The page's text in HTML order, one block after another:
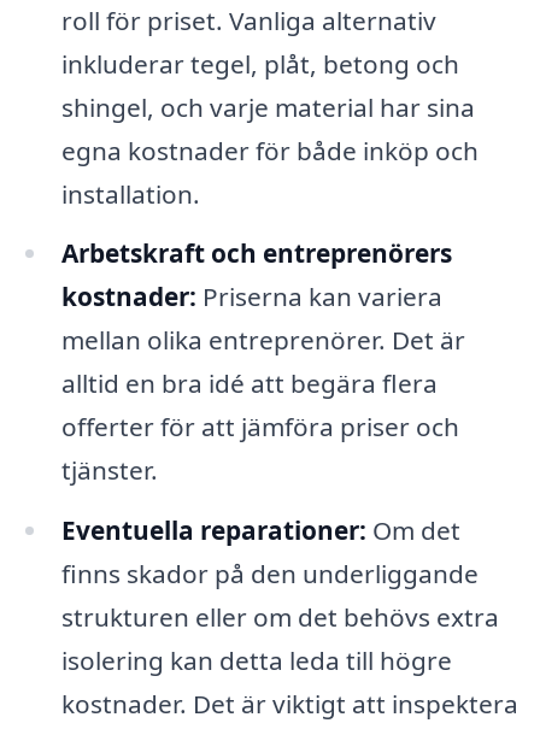
roll för priset. Vanliga alternativ
inkluderar tegel, plåt, betong och
shingel, och varje material har sina
egna kostnader för både inköp och
installation.
Arbetskraft och entreprenörers
kostnader: Priserna kan variera
mellan olika entreprenörer. Det är
alltid en bra idé att begära flera
offerter för att jämföra priser och
tjänster.
Eventuella reparationer: Om det
finns skador på den underliggande
strukturen eller om det behövs extra
isolering kan detta leda till högre
kostnader. Det är viktigt att inspektera